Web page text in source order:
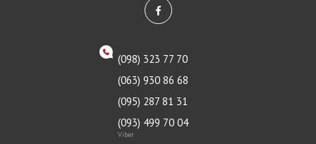
(098) 323 77 70
(063) 930 86 68
(095) 287 81 31
(093) 499 70 04
Viber